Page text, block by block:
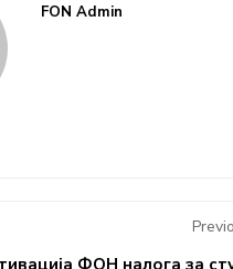
FON Admin
ФОН налога за